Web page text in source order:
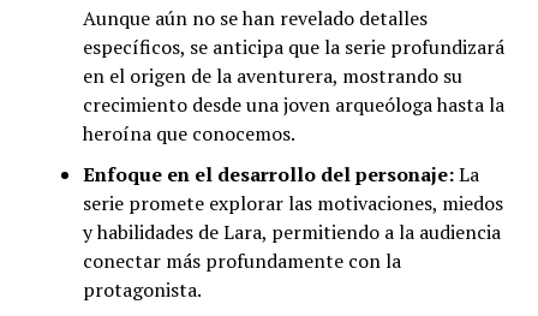
Aunque aún no se han revelado detalles
específicos, se anticipa que la serie profundizará
en el origen de la aventurera, mostrando su
crecimiento desde una joven arqueóloga hasta la
heroína que conocemos.
Enfoque en el desarrollo del personaje:La
serie promete explorar las motivaciones, miedos
y habilidades de Lara, permitiendo a la audiencia
conectar más profundamente con la
protagonista.